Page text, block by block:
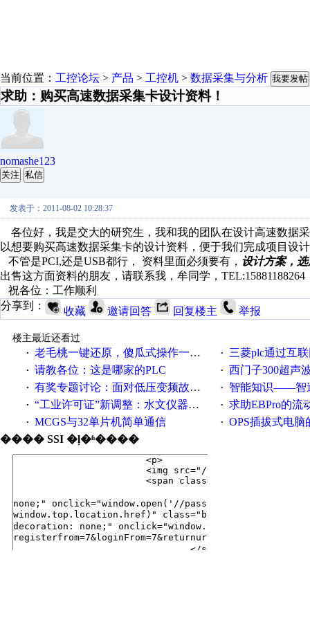
当前位置： 工控论坛 > 产品 > 工控机 > 数据采集与分析 我要发帖
求助：购买高速数据采集卡设计资料！
nomashe123
关注 私信
发表于：2011-08-02 10:28:37
各位好，我是交大的研究生，我和我的团队在设计高速数据
以想要购买高速数据采集卡的设计资料，便于我们完成项目设计
不管是PCI,还是USB都行， 资料里面必须要有， 设计方案，
出售这方面资料的朋友，请联系我，牟同学，TEL:15881188264
祝各位：工作顺利
分享到：
收藏 邀请回答 回复楼主 举报
楼主最近还看过
· 老毛桃一键还原，傻瓜式操作一键轻松备份还原；程序为向导式安装，一键即可实现自动备份或还原系统。 · 三菱plc通过互联网实现plc
· 请教各位：这是哪家的PLC · 西门子300超声波
· 有奖专题讨论：面对低压变频故障，老手是这样解决的！ · 智能知识——智造时代，
· “工业许可证”新调整：水文仪器等19类产品取消事前生产许可 · 求助EBPro的流
· MCGS与32单片机简单通信 · OPS插拔式电脑
���� SSI �ļ�ʱ����